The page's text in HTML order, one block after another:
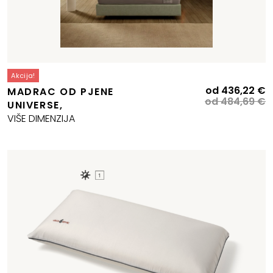
bila
528,47 €.
Akcija!
MADRAC OD PJENE
UNIVERSE,
VIŠE DIMENZIJA
od484,69€
od 436,22 €